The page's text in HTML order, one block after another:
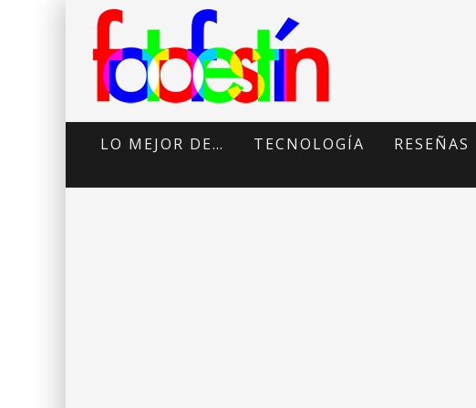
LO MEJOR DE… TECNOLOGÍA RESEÑAS